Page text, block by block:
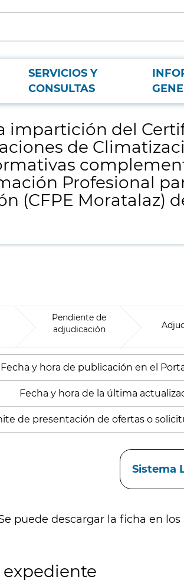
SERVICIOS Y
CONSULTAS
y Mantenimiento de Instalaciones de
en Tecnologías del Frío y la Climatización
impartición del
de
Profesional
(CFPE Moratalaz)
Pendiente de
adjudicación
Fecha y hora de publicación en el
Fecha y hora de la última
de presentación de ofertas o
Sistema
puede descargar la ficha en
expediente